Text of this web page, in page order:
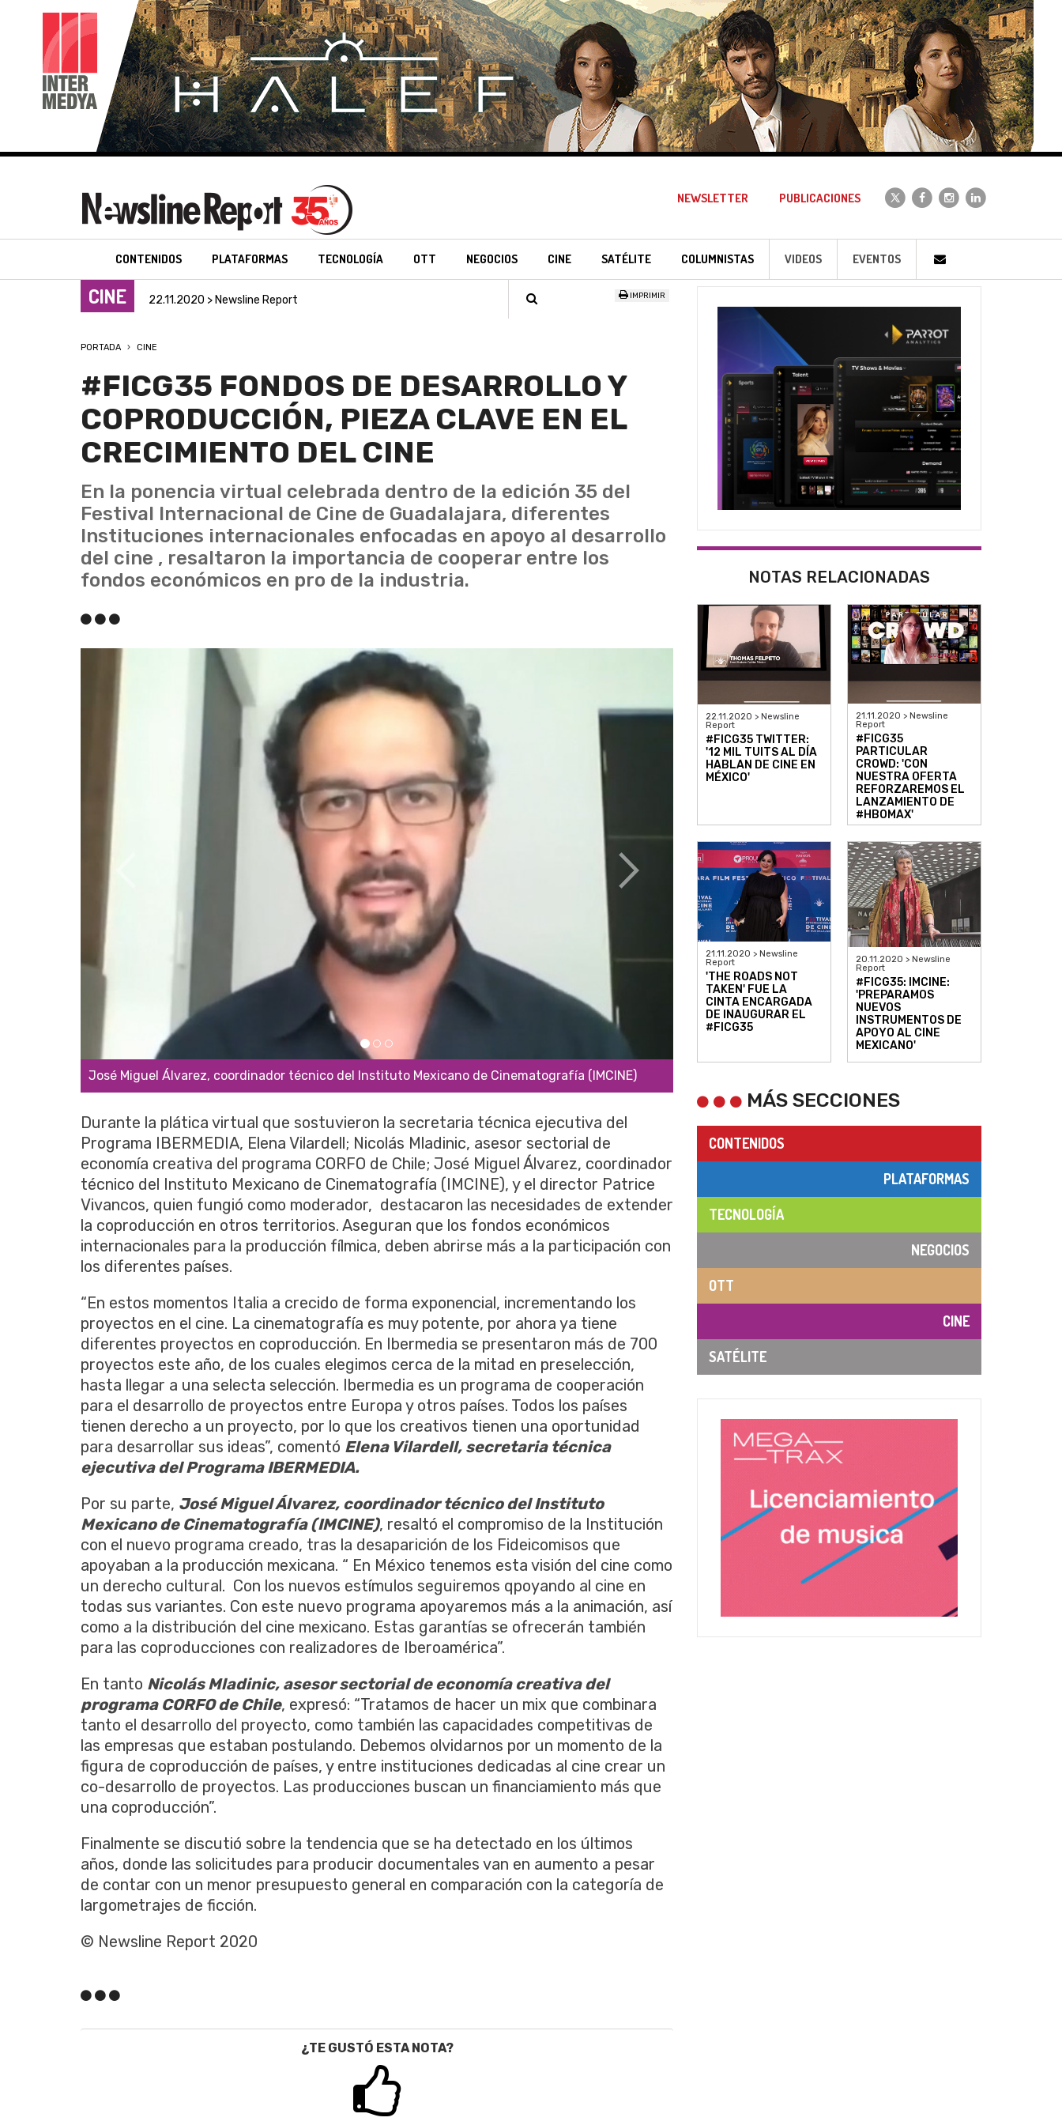
NEWSLETTER PUBLICACIONES
CONTENIDOS PLATAFORMAS TECNOLOGÍA OTT NEGOCIOS CINE SATÉLITE COLUMNISTAS VIDEOS EVENTOS
CINE 22.11.2020 > Newsline Report IMPRIMIR
PORTADA CINE
#FICG35 FONDOS DE DESARROLLO Y
COPRODUCCIÓN, PIEZA CLAVE EN EL
CRECIMIENTO DEL CINE
En la ponencia virtual celebrada dentro de la edición 35 del
Festival Internacional de Cine de Guadalajara, diferentes
Instituciones internacionales enfocadas en apoyo al desarrollo
del cine , resaltaron la importancia de cooperar entre los
fondos económicos en pro de la industria.
Álvarez, coordinador técnico del Instituto Mexicano de Cinematografía (IMCINE) Nicolás Mladinic, asesor sectorial de economía creativa del programa CORFO de Chile
Durante la plática virtual que sostuvieron la secretaria técnica ejecutiva del
Programa IBERMEDIA, Elena Vilardell; Nicolás Mladinic, asesor sectorial de
economía creativa del programa CORFO de Chile; José Miguel Álvarez, coordinador
técnico del Instituto Mexicano de Cinematografía (IMCINE), y el director Patrice
Vivancos, quien fungió como moderador, destacaron las necesidades de extender
la coproducción en otros territorios. Aseguran que los fondos económicos
internacionales para la producción fílmica, deben abrirse más a la participación con
los diferentes países.
“En estos momentos Italia a crecido de forma exponencial, incrementando los
proyectos en el cine. La cinematografía es muy potente, por ahora ya tiene
diferentes proyectos en coproducción. En Ibermedia se presentaron más de 700
proyectos este año, de los cuales elegimos cerca de la mitad en preselección,
hasta llegar a una selecta selección. Ibermedia es un programa de cooperación
para el desarrollo de proyectos entre Europa y otros países. Todos los países
tienen derecho a un proyecto, por lo que los creativos tienen una oportunidad
para desarrollar sus ideas”, comentó Elena Vilardell, secretaria técnica
ejecutiva del Programa IBERMEDIA.
Por su parte, José Miguel Álvarez, coordinador técnico del Instituto
Mexicano de Cinematografía (IMCINE), resaltó el compromiso de la Institución
con el nuevo programa creado, tras la desaparición de los Fideicomisos que
apoyaban a la producción mexicana. “ En México tenemos esta visión del cine como
un derecho cultural. Con los nuevos estímulos seguiremos qpoyando al cine en
todas sus variantes. Con este nuevo programa apoyaremos más a la animación, así
como a la distribución del cine mexicano. Estas garantías se ofrecerán también
para las coproducciones con realizadores de Iberoamérica”.
En tanto Nicolás Mladinic, asesor sectorial de economía creativa del
programa CORFO de Chile, expresó: “Tratamos de hacer un mix que combinara
tanto el desarrollo del proyecto, como también las capacidades competitivas de
las empresas que estaban postulando. Debemos olvidarnos por un momento de la
figura de coproducción de países, y entre instituciones dedicadas al cine crear un
co-desarrollo de proyectos. Las producciones buscan un financiamiento más que
una coproducción”.
Finalmente se discutió sobre la tendencia que se ha detectado en los últimos
años, donde las solicitudes para producir documentales van en aumento a pesar
de contar con un menor presupuesto general en comparación con la categoría de
largometrajes de ficción.
© Newsline Report 2020
¿TE GUSTÓ ESTA NOTA?
NOTAS RELACIONADAS
22.11.2020 > Newsline
Report
#FICG35 TWITTER:
'12 MIL TUITS AL DÍA
HABLAN DE CINE EN
MÉXICO'
21.11.2020 > Newsline
Report
#FICG35
PARTICULAR
CROWD: 'CON
NUESTRA OFERTA
REFORZAREMOS EL
LANZAMIENTO DE
#HBOMAX'
21.11.2020 > Newsline
Report
'THE ROADS NOT
TAKEN' FUE LA
CINTA ENCARGADA
DE INAUGURAR EL
#FICG35
20.11.2020 > Newsline
Report
#FICG35: IMCINE:
'PREPARAMOS
NUEVOS
INSTRUMENTOS DE
APOYO AL CINE
MEXICANO'
MÁS SECCIONES
CONTENIDOS
PLATAFORMAS
TECNOLOGÍA
NEGOCIOS
OTT
CINE
SATÉLITE